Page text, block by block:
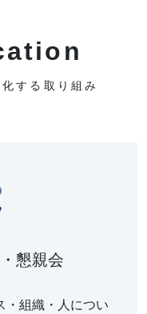
する取り組み
懇親会
・組織・人につい